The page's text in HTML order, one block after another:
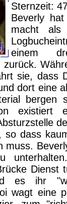
Sternzeit:
Beverly
macht als
einem
zurück.
sie, dass
dort eine
bergen
existiert
so dass
muss.
Dienst
es ihr
wagt eine